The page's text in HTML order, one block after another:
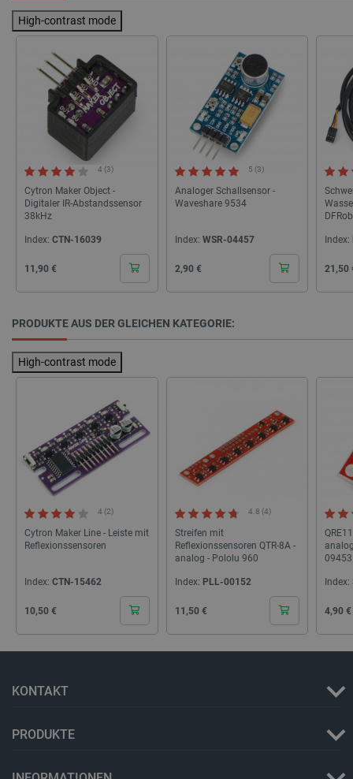
High-contrast mode
4 (3)
Cytron Maker Object -
Digitaler IR-Abstandssensor
38kHz
Index: CTN-16039
Cena
11,90 €
5 (3)
Analoger Schallsensor -
Waveshare 9534
Index: WSR-04457
Cena
2,90 €
Index:
Cena
21,50
PRODUKTE AUS DER GLEICHEN KATEGORIE:
High-contrast mode
4 (2)
Cytron Maker Line - Leiste mit
Reflexionssensoren
Index: CTN-15462
Cena
10,50 €
4.8 (4)
Streifen mit
Reflexionssensoren QTR-8A -
analog - Pololu 960
Index: PLL-00152
Cena
11,50 €
09453
Index:
Cena
4,90 €
KONTAKT
PRODUKTE
LaSID
LLC
botland.de
_smvs
critCartData
9
50
botland.de
Lokaler Speicher